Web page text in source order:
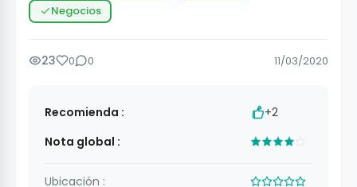
Negocios
23 0 0 11/03/2020
Recomienda :
+2
Nota global :
Ubicación :